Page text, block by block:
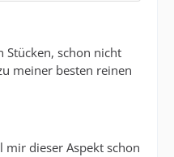
Stücken, schon nicht
meiner besten reinen
mir dieser Aspekt schon